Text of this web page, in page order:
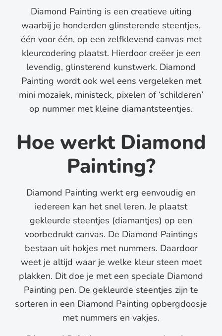
Diamond Painting is een creatieve uiting
waarbij je honderden glinsterende steentjes,
één voor één, op een zelfklevend canvas met
kleurcodering plaatst. Hierdoor creëer je een
levendig, glinsterend kunstwerk. Diamond
Painting wordt ook wel eens vergeleken met
mini mozaïek, ministeck, pixelen of ‘schilderen’
op nummer met kleine diamantsteentjes.
Hoe werkt Diamond
Painting?
Diamond Painting werkt erg eenvoudig en
iedereen kan het snel leren. Je plaatst
gekleurde steentjes (diamantjes) op een
voorbedrukt canvas. De Diamond Paintings
bestaan uit hokjes met nummers. Daardoor
weet je altijd waar je welke kleur steen moet
plakken. Dit doe je met een speciale Diamond
Painting pen. De gekleurde steentjes zijn te
sorteren in een Diamond Painting opbergdoosje
met nummers en vakjes.